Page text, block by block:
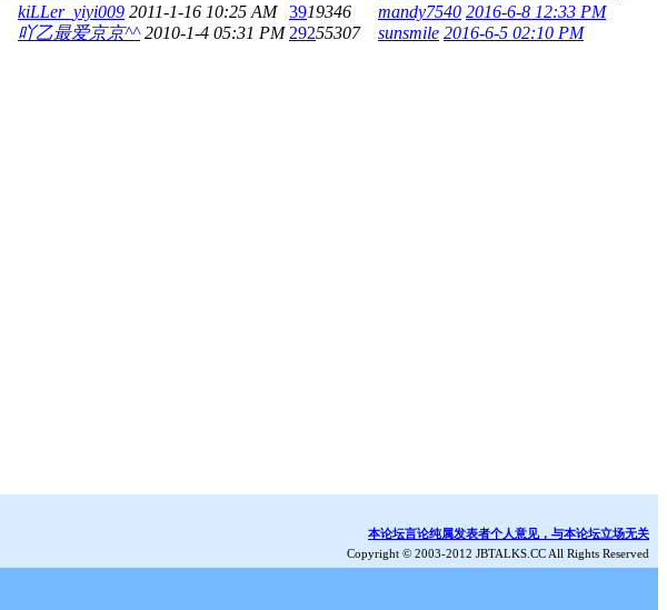
kiLLer_yiyi009 2011-1-16 10:25 AM 3919346 mandy7540 2016-6-8 12:33 PM
吖乙最爱京京^^ 2010-1-4 05:31 PM 29255307 sunsmile 2016-6-5 02:10 PM
本论坛言论纯属发表者个人意见，与本论坛立场无关
Copyright © 2003-2012 JBTALKS.CC All Rights Reserved